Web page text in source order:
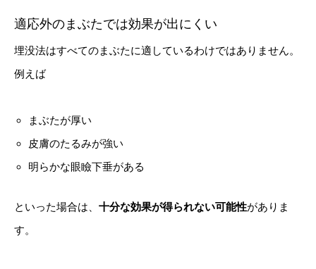
適応外のまぶたでは効果が出にくい
埋没法はすべてのまぶたに適しているわけではありません。
例えば
まぶたが厚い
皮膚のたるみが強い
明らかな眼瞼下垂がある
といった場合は、 十分な効果が得られない可能性がありま
す。